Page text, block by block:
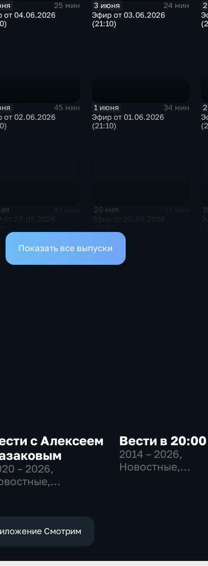
25 мин
от 04.06.2026
3 июня
24 мин
Эфир от 03.06.2026
(21:10)
45 мин
от 02.06.2026
1 июня
34 мин
Эфир от 01.06.2026
(21:10)
20 мая
Показать все выпуски
с Алексеем
– 2026,
Вести в 20:00
2014 – 2026,
Новостные,
Смотрим